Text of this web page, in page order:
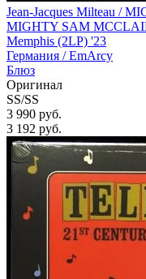
Jean-Jacques Milteau /
MIGHTY SAM
Memphis (2LP) '23
Германия /EmArcy
Блюз
Оригинал
SS/SS
3 990 руб.
3 192 руб.